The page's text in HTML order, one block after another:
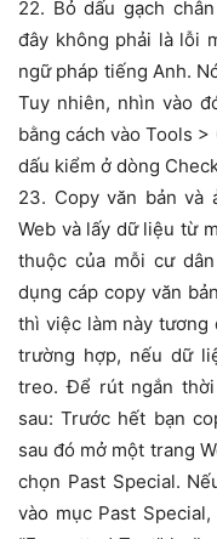
22. Bỏ dấu gạch
đây không phải là lỗi
ngữ pháp tiếng Anh.
Tuy nhiên, nhìn vào
bằng cách vào Tools
dấu kiểm ở dòng
23. Copy văn bản và
Web và lấy dữ liệu từ
thuộc của mỗi cư
dụng cáp copy văn
thì việc làm này
trường hợp, nếu dữ
treo. Để rút ngắn
sau: Trước hết bạn
sau đó mở một trang
chọn Past Special.
vào mục Past